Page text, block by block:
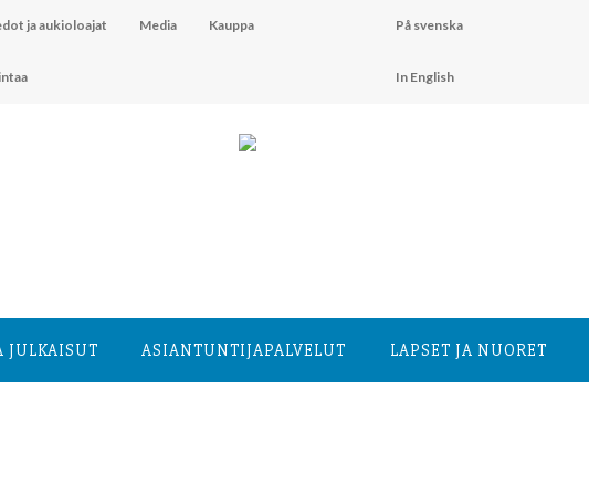
ja aukioloajat Media Kauppa På svenska
In English
JULKAISUT ASIANTUNTIJA­PALVELUT LAPSET JA NUORET